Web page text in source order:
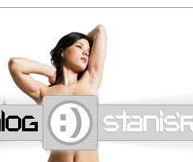
——————————————